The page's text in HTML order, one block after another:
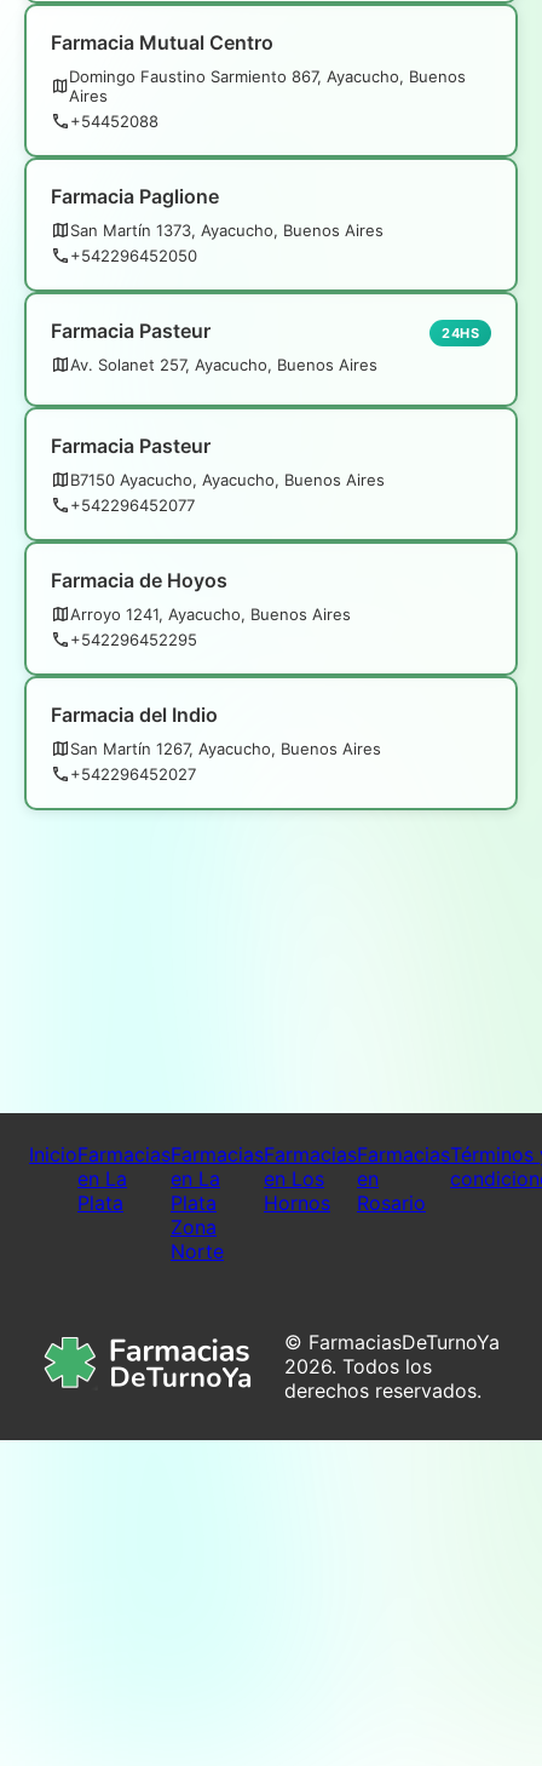
Farmacia Mutual Centro
Domingo Faustino Sarmiento 867, Ayacucho, Buenos
Aires
+54452088
Farmacia Paglione
San Martín 1373, Ayacucho, Buenos Aires
+542296452050
Farmacia Pasteur
Av. Solanet 257, Ayacucho, Buenos Aires
24HS
Farmacia Pasteur
B7150 Ayacucho, Ayacucho, Buenos Aires
+542296452077
Farmacia de Hoyos
Arroyo 1241, Ayacucho, Buenos Aires
+542296452295
Farmacia del Indio
San Martín 1267, Ayacucho, Buenos Aires
+542296452027
InicioFarmacias
en La
Plata
Farmacias
en La
Plata
Zona
Norte
Farmacias
en Los
Hornos
Farmacias
en
Rosario
Términos
© FarmaciasDeTurnoYa
2026. Todos los
derechos reservados.